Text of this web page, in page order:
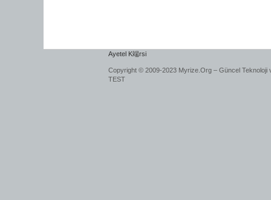
Ayetel K端rsi
Copyright © 2009-2023 Myrize.Org – Güncel Teknoloji
TEST